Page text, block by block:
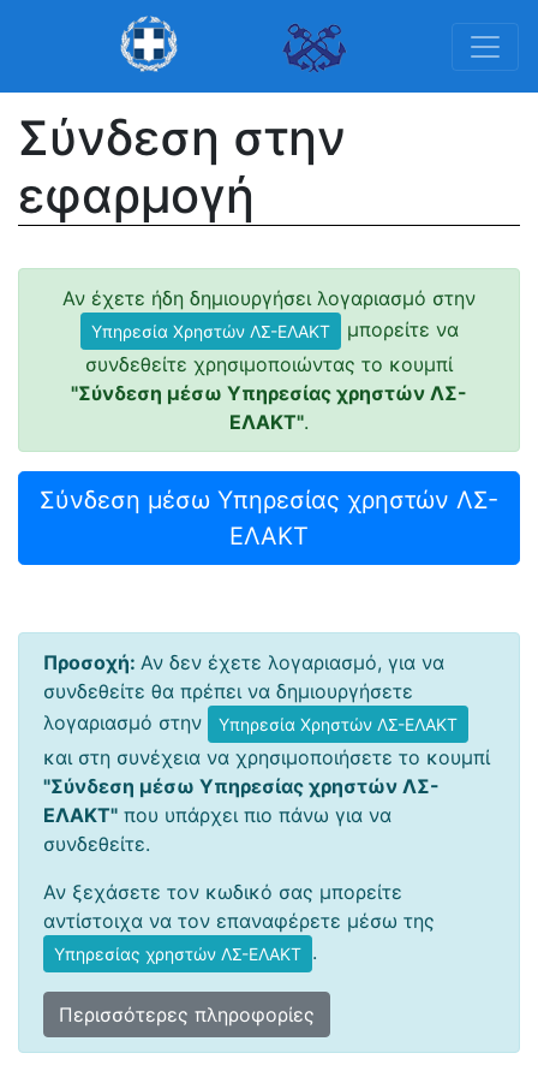
Σύνδεση στην
εφαρμογή
Αν έχετε ήδη δημιουργήσει λογαριασμό στην
Υπηρεσία Χρηστών ΛΣ-ΕΛΑΚΤ
μπορείτε να
συνδεθείτε χρησιμοποιώντας το κουμπί
"Σύνδεση μέσω Υπηρεσίας χρηστών ΛΣ-
ΕΛΑΚΤ".
Σύνδεση μέσω Υπηρεσίας χρηστών ΛΣ-
ΕΛΑΚΤ
Προσοχή: Αν δεν έχετε λογαριασμό, για να
συνδεθείτε θα πρέπει να δημιουργήσετε
λογαριασμό στην
Υπηρεσία Χρηστών ΛΣ-ΕΛΑΚΤ
και στη συνέχεια να χρησιμοποιήσετε το κουμπί
"Σύνδεση μέσω Υπηρεσίας χρηστών ΛΣ-
ΕΛΑΚΤ" που υπάρχει πιο πάνω για να
συνδεθείτε.
Αν ξεχάσετε τον κωδικό σας μπορείτε
αντίστοιχα να τον επαναφέρετε μέσω της
Υπηρεσίας χρηστών ΛΣ-ΕΛΑΚΤ .
Περισσότερες πληροφορίες